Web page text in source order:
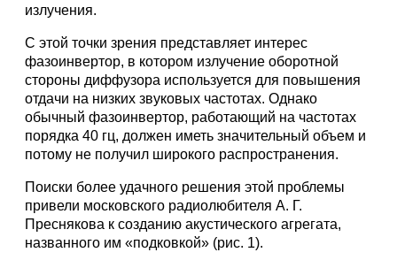
излучения.
С этой точки зрения представляет интерес
фазоинвертор, в котором излучение оборотной
стороны диффузора используется для повышения
отдачи на низких звуковых частотах. Однако
обычный фазоинвертор, работающий на частотах
порядка 40 гц, должен иметь значительный объем и
потому не получил широкого распространения.
Поиски более удачного решения этой проблемы
привели московского радиолюбителя А. Г.
Преснякова к созданию акустического агрегата,
названного им «подковкой» (рис. 1).